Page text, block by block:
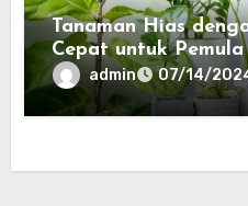
Tanaman Hias
Cepat untuk Pemula
admin 07/14/